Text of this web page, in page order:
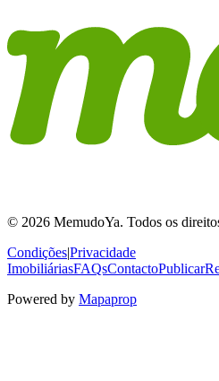
© 2026 MemudoYa. Todos os
Condições|Privacidade
ImobiliáriasFAQsContactoPublicar
Powered by Mapaprop